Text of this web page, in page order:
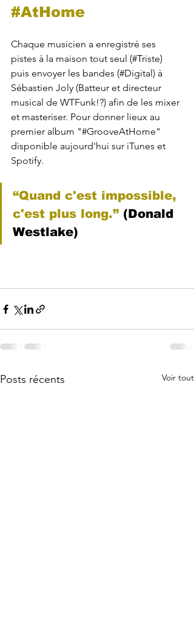
#AtHome
Chaque musicien a enregistré ses
pistes à la maison tout seul (#Triste)
puis envoyer les bandes (#Digital) à
Sébastien Joly (Batteur et directeur
musical de WTFunk!?) afin de les mixer
et masteriser. Pour donner lieux au
premier album "#GrooveAtHome"
disponible aujourd'hui sur iTunes et
Spotify.
“Quand c'est impossible,
c'est plus long.” (Donald
Westlake)
Posts récents Voir tout